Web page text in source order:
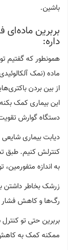
باشین.
بربرین
داره:
همونطور که گفتیم
ماده (نمک
از بین بردن
این بیماری کمک
دستگاه گوارش
دیابت بیماری
کنترلش کنیم. طبق
به اندازه متفورمین،
زرشک بخاطر داشتن
رگ‌ها و کاهش فشار
بربرین حتی تو
ممکنه کمک به